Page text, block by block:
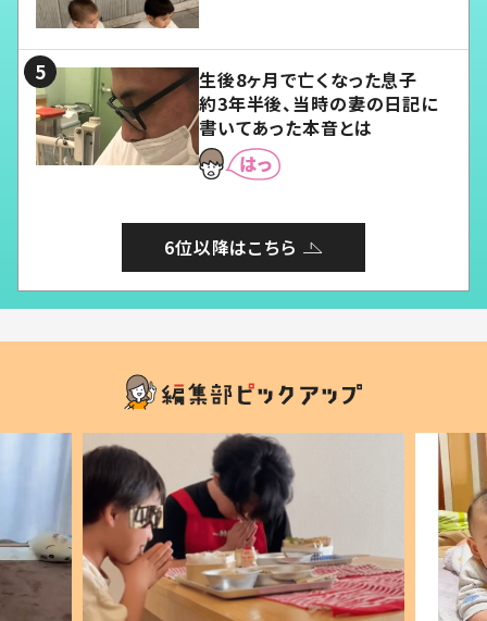
生後8ヶ月で亡くなった息子
約3年半後、当時の妻の日記に
書いてあった本音とは
6位以降はこちら